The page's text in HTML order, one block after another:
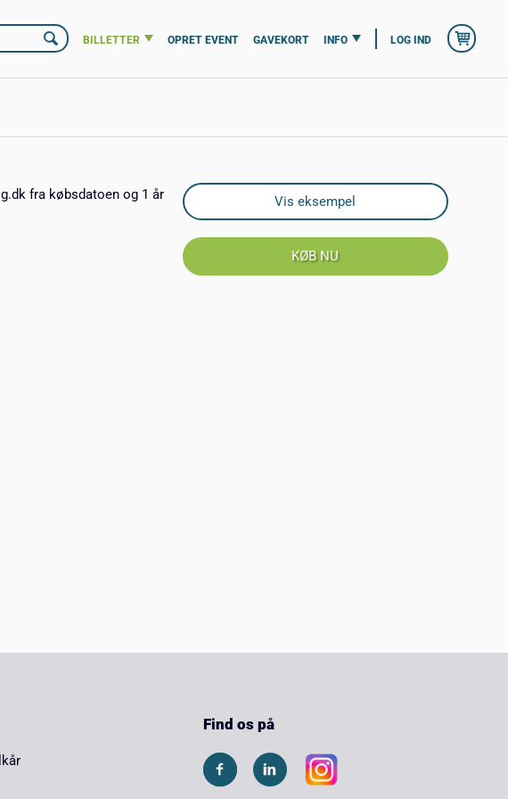
BILLETTER OPRET EVENT GAVEKORT INFO LOG IND
fra købsdatoen og 1 år
Find os på